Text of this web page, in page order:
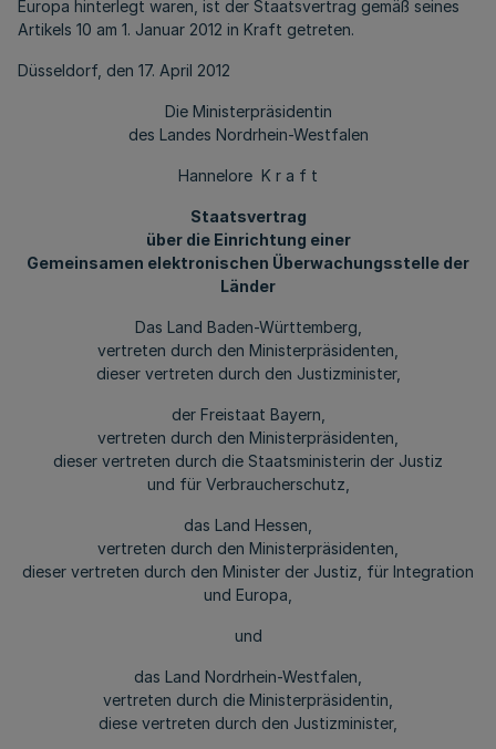
Europa hinterlegt waren, ist der Staatsvertrag gemäß seines
Artikels 10 am 1. Januar 2012 in Kraft getreten.
Düsseldorf, den 17. April 2012
Die Ministerpräsidentin
des Landes Nordrhein-Westfalen
Hannelore K r a f t
Staatsvertrag
über die Einrichtung einer
Gemeinsamen elektronischen Überwachungsstelle der
Länder
Das Land Baden-Württemberg,
vertreten durch den Ministerpräsidenten,
dieser vertreten durch den Justizminister,
der Freistaat Bayern,
vertreten durch den Ministerpräsidenten,
dieser vertreten durch die Staatsministerin der Justiz
und für Verbraucherschutz,
das Land Hessen,
vertreten durch den Ministerpräsidenten,
dieser vertreten durch den Minister der Justiz, für Integration
und Europa,
und
das Land Nordrhein-Westfalen,
vertreten durch die Ministerpräsidentin,
diese vertreten durch den Justizminister,